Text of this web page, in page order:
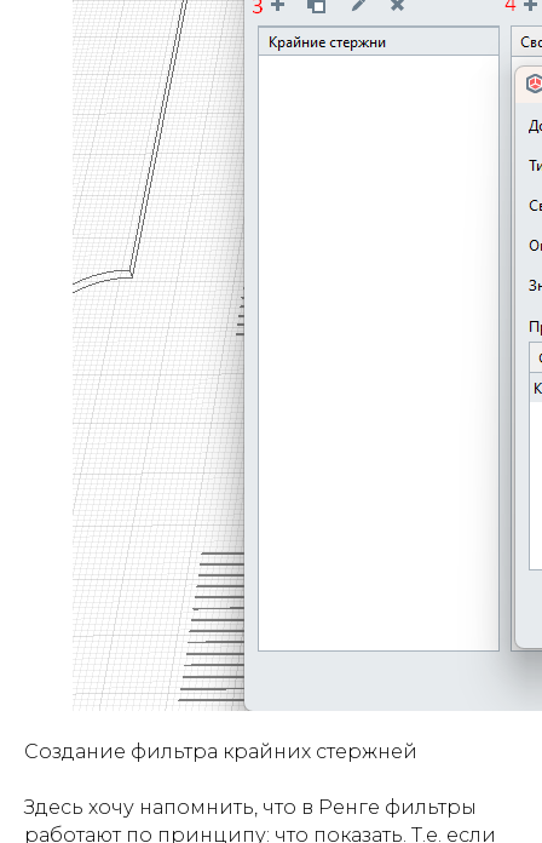
Создание фильтра крайних стержней
Здесь хочу напомнить, что в Ренге фильтры
работают по принципу: что показать. Т.е. если